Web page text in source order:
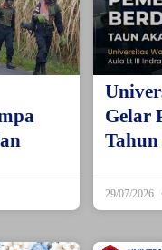
Gelar
29/07/2026